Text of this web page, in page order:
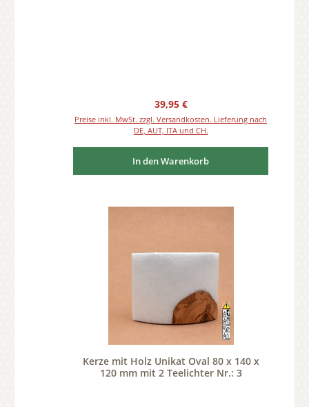
Regulärer Preis:
39,95 €
Preise inkl. MwSt. zzgl. Versandkosten. Lieferung nach
DE, AUT, ITA und CH.
In den Warenkorb
Kerze mit Holz Unikat Oval 80 x 140 x
120 mm mit 2 Teelichter Nr.: 3